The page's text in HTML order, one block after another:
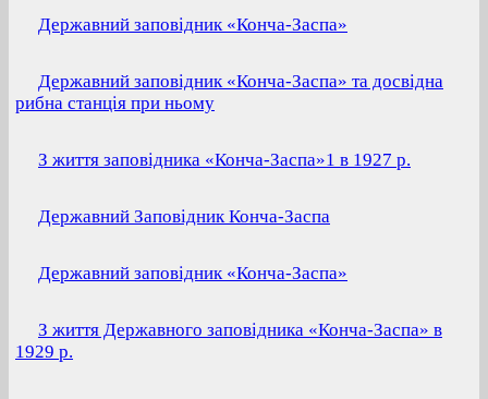
Державний заповідник «Конча-Заспа»
Державний заповідник «Конча-Заспа» та досвідна
рибна станція при ньому
З життя заповідника «Конча-Заспа»1 в 1927 р.
Державний Заповідник Конча-Заспа
Державний заповідник «Конча-Заспа»
З життя Державного заповідника «Конча-Заспа» в
1929 р.